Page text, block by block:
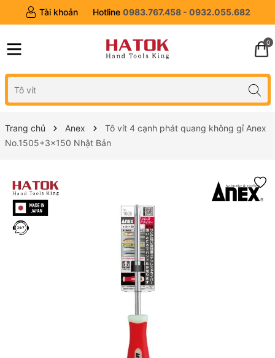
Tài khoản Hotline 0983.767.458 - 0932.055.682
0
Trang chủ Anex
Tô vít 4 cạnh phát quang không gỉ Anex
No.1505+3x150 Nhật Bản